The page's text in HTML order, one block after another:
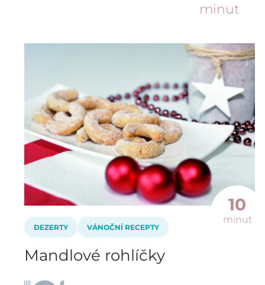
minut
10
minut
DEZERTY VÁNOČNÍ RECEPTY
Mandlové rohlíčky